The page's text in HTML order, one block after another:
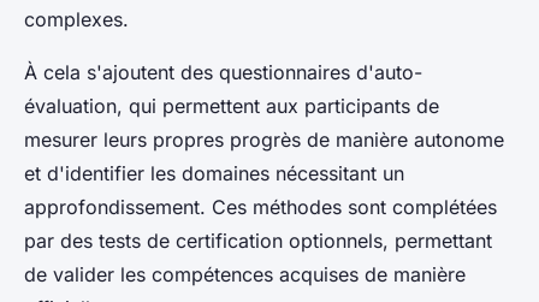
complexes.
À cela s'ajoutent des questionnaires d'auto-
évaluation, qui permettent aux participants de
mesurer leurs propres progrès de manière autonome
et d'identifier les domaines nécessitant un
approfondissement. Ces méthodes sont complétées
par des tests de certification optionnels, permettant
de valider les compétences acquises de manière